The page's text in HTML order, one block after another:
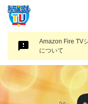
Amazon Fire TV
について